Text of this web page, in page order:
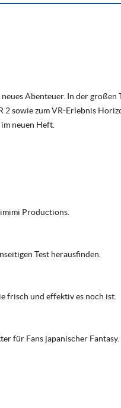
Abenteuer. In der
2 sowie zum VR-Erlebnis
neuen Heft.
Productions.
Test herausfinden.
frisch und effektiv es noch ist.
für Fans japanischer Fantasy.